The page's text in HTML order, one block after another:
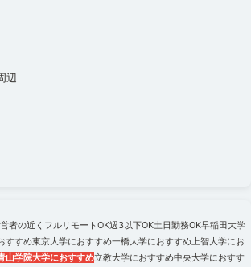
辺
者の近く フルリモートOK週3以下OK土日勤務OK早稲田大学
すすめ東京大学におすすめ一橋大学におすすめ上智大学にお
山学院大学におすすめ立教大学におすすめ中央大学におすす